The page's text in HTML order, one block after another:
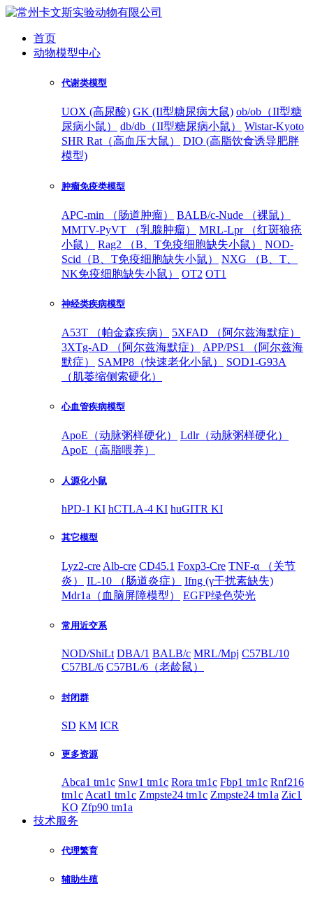
首页
动物模型中心
代谢类模型
UOX (高尿酸) GK (II型糖尿病大鼠) ob/ob（II型糖
尿病小鼠）
db/db（II型糖尿病小鼠）
Wistar-Kyoto
SHR Rat（高血压大鼠）
DIO (高脂饮食诱导肥胖
模型)
肿瘤免疫类模型
APC-min （肠道肿瘤）
BALB/c-Nude （裸鼠）
MMTV-PyVT （乳腺肿瘤）
MRL-Lpr （红斑狼疮
小鼠）
Rag2 （B、T免疫细胞缺失小鼠）
NOD-
Scid（B、T免疫细胞缺失小鼠）
NXG （B、T、
NK免疫细胞缺失小鼠）
OT2 OT1
神经类疾病模型
A53T （帕金森疾病）
5XFAD （阿尔兹海默症）
3XTg-AD （阿尔兹海默症）
APP/PS1 （阿尔兹海
默症）
SAMP8（快速老化小鼠）
SOD1-G93A
（肌萎缩侧索硬化）
心血管疾病模型
ApoE（动脉粥样硬化）
Ldlr（动脉粥样硬化）
ApoE（高脂喂养）
人源化小鼠
hPD-1 KI hCTLA-4 KI huGITR KI
其它模型
Lyz2-cre Alb-cre CD45.1 Foxp3-Cre TNF-α （关节
炎）
IL-10 （肠道炎症）
Ifng (γ干扰素缺失)
Mdr1a（血脑屏障模型）
EGFP绿色荧光
常用近交系
NOD/ShiLt DBA/1 BALB/c MRL/Mpj C57BL/10
C57BL/6 C57BL/6（老龄鼠）
封闭群
SD KM ICR
更多资源
Abca1 tm1c Snw1 tm1c Rora tm1c Fbp1 tm1c Rnf216
tm1c Acat1 tm1c Zmpste24 tm1c Zmpste24 tm1a Zic1
KO Zfp90 tm1a
技术服务
代理繁育
辅助生殖